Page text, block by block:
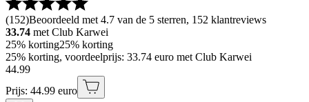
(152)Beoordeeld met 4.7 van de 5 sterren, 152 klantreviews
33.74 met Club Karwei
25% korting25% korting
25% korting, voordeelprijs: 33.74 euro met Club Karwei
44.99
Prijs: 44.99 euro